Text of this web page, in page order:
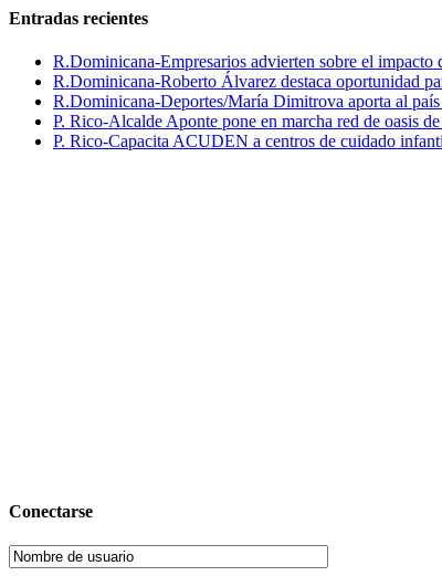
Entradas recientes
R.Dominicana-Empresarios advierten sobre el impacto
R.Dominicana-Roberto Álvarez destaca oportunidad
R.Dominicana-Deportes/María Dimitrova aporta al
P. Rico-Alcalde Aponte pone en marcha red de oasis
P. Rico-Capacita ACUDEN a centros de cuidado
Conectarse